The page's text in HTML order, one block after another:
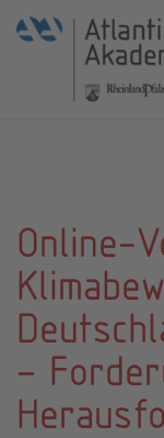
Online-
–